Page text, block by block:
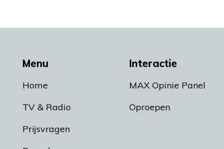
Menu
Home
TV & Radio
Prijsvragen
Interactie
MAX Opinie Panel
Oproepen